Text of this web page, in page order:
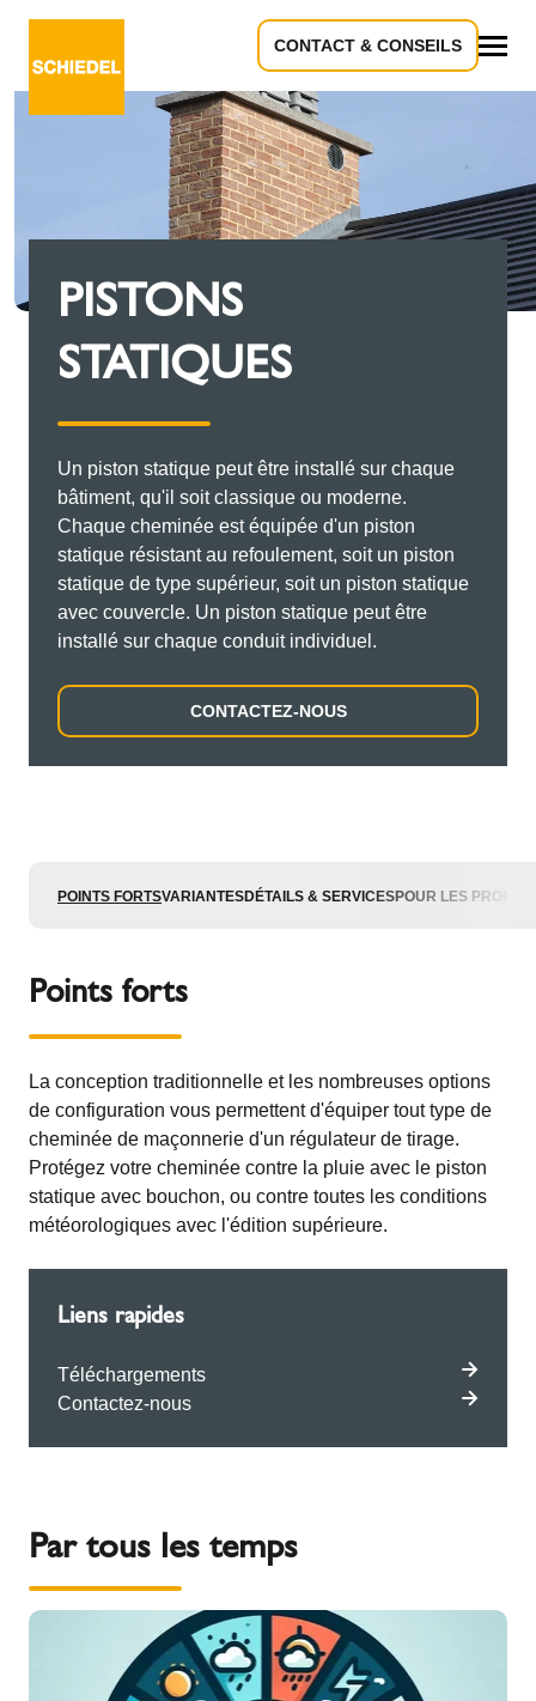
CONTACT & CONSEILS
PISTONS
STATIQUES
Un piston statique peut être installé sur chaque
bâtiment, qu'il soit classique ou moderne.
Chaque cheminée est équipée d'un piston
statique résistant au refoulement, soit un piston
statique de type supérieur, soit un piston statique
avec couvercle. Un piston statique peut être
installé sur chaque conduit individuel.
CONTACTEZ-NOUS
POINTS FORTSVARIANTESDÉTAILS & SERVICESPOUR LES
Points forts
La conception traditionnelle et les nombreuses options
de configuration vous permettent d'équiper tout type de
cheminée de maçonnerie d'un régulateur de tirage.
Protégez votre cheminée contre la pluie avec le piston
statique avec bouchon, ou contre toutes les conditions
météorologiques avec l'édition supérieure.
Liens rapides
Téléchargements
Contactez-nous
Par tous les temps